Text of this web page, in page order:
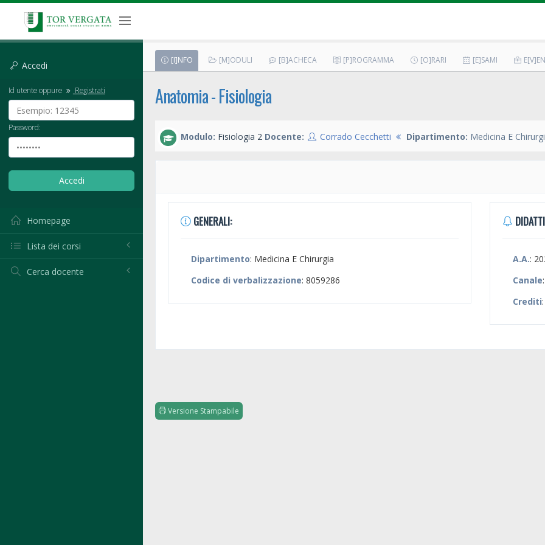
Accedi
Id utente oppure Registrati
Password:
Homepage
Lista dei corsi
Cerca docente
[I]NFO [M]ODULI [B]ACHECA [P]ROGRAMMA [O]RARI [E]SAMI
Anatomia - Fisiologia
Modulo: Fisiologia 2 Docente: Corrado Cecchetti Dipartimento: Medicina E
GENERALI:
Dipartimento: Medicina E Chirurgia
Codice di verbalizzazione: 8059286
A.A.:
Canale
Crediti
Versione Stampabile